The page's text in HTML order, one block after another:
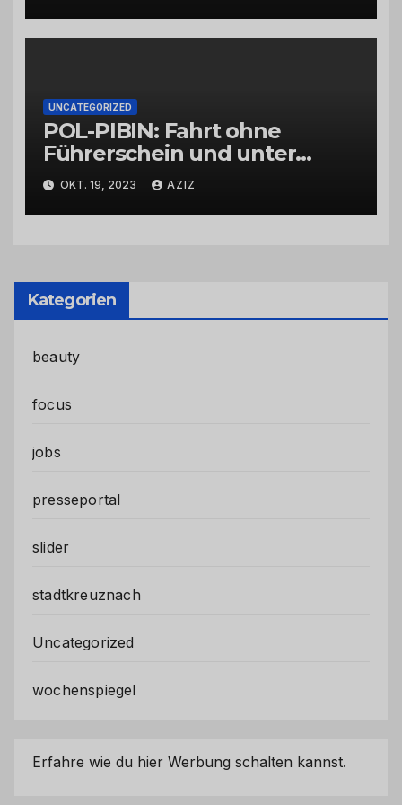
UNCATEGORIZED
POL-PIBIN: Fahrt ohne
Führerschein und unter
Einfluss von Drogen
OKT. 19, 2023 AZIZ
Kategorien
beauty
focus
jobs
presseportal
slider
stadtkreuznach
Uncategorized
wochenspiegel
Erfahre wie du hier Werbung schalten kannst.